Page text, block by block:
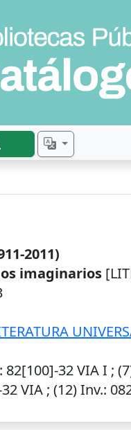
2011)
imaginarios
: 82[100]-32 VIA I ;
VIA ; (12)Inv.: